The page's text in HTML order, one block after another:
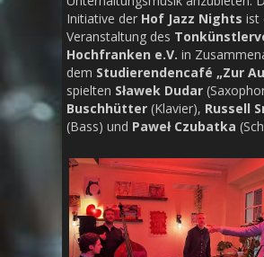
Initiative der Hof Jazz Nights ist
Veranstaltung des
Hochfranken e.V. in
dem Studierendencafé „Zur
spielten Sławek Dudar
Buschhütter (Klavier), Russell
(Bass) und Paweł Czubatka